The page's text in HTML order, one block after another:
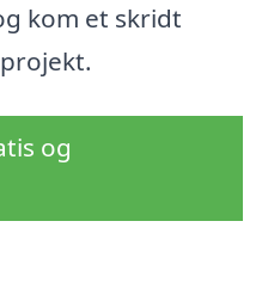
kom et skridt
og